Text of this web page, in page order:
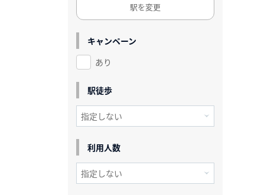
駅を変更
キャンペーン
あり
駅徒歩
利用人数